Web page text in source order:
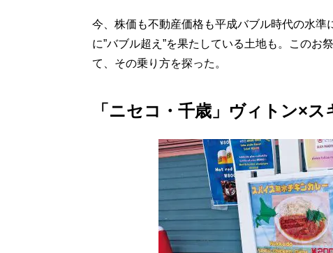
今、株価も不動産価格も平成バブル時代の水
に”バブル超え”を果たしている土地も。この
て、その乗り方を探った。
「ニセコ・千歳」ヴィトン×ス